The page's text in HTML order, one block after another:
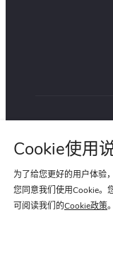
Cookie使用
为了给您更好的用户体验
您同意我们使用Cookie。
可阅读我们的Cookie政策。
捷